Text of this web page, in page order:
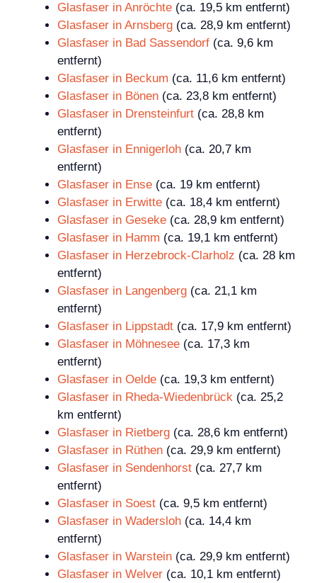
Glasfaser in Anröchte (ca. 19,5 km entfernt)
Glasfaser in Arnsberg (ca. 28,9 km entfernt)
Glasfaser in Bad Sassendorf (ca. 9,6 km
entfernt)
Glasfaser in Beckum (ca. 11,6 km entfernt)
Glasfaser in Bönen (ca. 23,8 km entfernt)
Glasfaser in Drensteinfurt (ca. 28,8 km
entfernt)
Glasfaser in Ennigerloh (ca. 20,7 km
entfernt)
Glasfaser in Ense (ca. 19 km entfernt)
Glasfaser in Erwitte (ca. 18,4 km entfernt)
Glasfaser in Geseke (ca. 28,9 km entfernt)
Glasfaser in Hamm (ca. 19,1 km entfernt)
Glasfaser in Herzebrock-Clarholz (ca. 28 km
entfernt)
Glasfaser in Langenberg (ca. 21,1 km
entfernt)
Glasfaser in Lippstadt (ca. 17,9 km entfernt)
Glasfaser in Möhnesee (ca. 17,3 km
entfernt)
Glasfaser in Oelde (ca. 19,3 km entfernt)
Glasfaser in Rheda-Wiedenbrück (ca. 25,2
km entfernt)
Glasfaser in Rietberg (ca. 28,6 km entfernt)
Glasfaser in Rüthen (ca. 29,9 km entfernt)
Glasfaser in Sendenhorst (ca. 27,7 km
entfernt)
Glasfaser in Soest (ca. 9,5 km entfernt)
Glasfaser in Wadersloh (ca. 14,4 km
entfernt)
Glasfaser in Warstein (ca. 29,9 km entfernt)
Glasfaser in Welver (ca. 10,1 km entfernt)